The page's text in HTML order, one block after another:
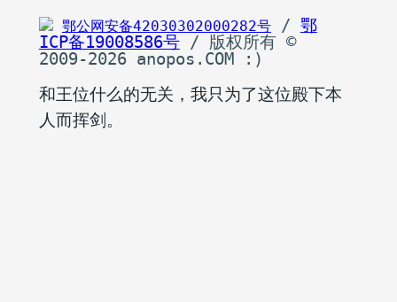
鄂公网安备42030302000282号 / 鄂
ICP备19008586号 / 版权所有 ©
2009-2026 anopos.COM :)
和王位什么的无关，我只为了这位殿下本
人而挥剑。